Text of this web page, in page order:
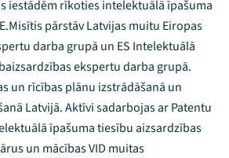
programma
Festivāls
Programma
iestādēm rīkoties intelektuālā īpašuma
pārstāv Latvijas muitu Eiropas
darba grupā un ES Intelektuālā
ekspertu darba grupā.
un rīcības plānu izstrādāšanā un
Latvijā. Aktīvi sadarbojas ar Patentu
īpašuma tiesību aizsardzības
un mācības VID muitas